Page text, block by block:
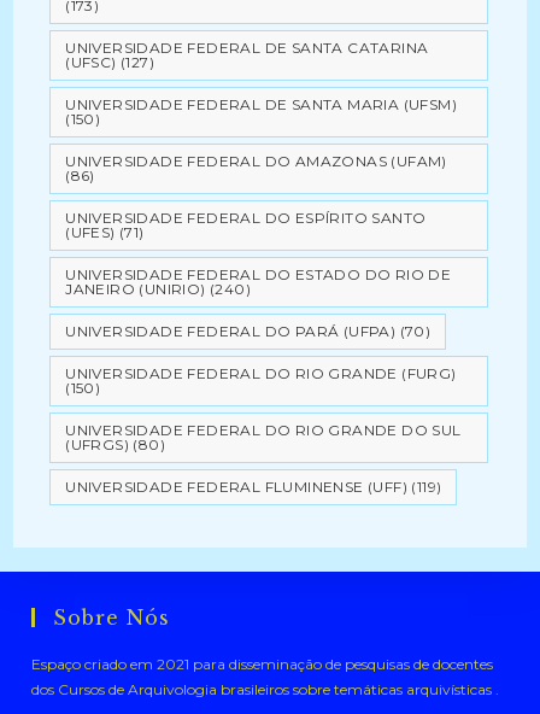
(173)
UNIVERSIDADE FEDERAL DE SANTA CATARINA
(UFSC) (127)
UNIVERSIDADE FEDERAL DE SANTA MARIA (UFSM)
(150)
UNIVERSIDADE FEDERAL DO AMAZONAS (UFAM)
(86)
UNIVERSIDADE FEDERAL DO ESPÍRITO SANTO
(UFES) (71)
UNIVERSIDADE FEDERAL DO ESTADO DO RIO DE
JANEIRO (UNIRIO) (240)
UNIVERSIDADE FEDERAL DO PARÁ (UFPA) (70)
UNIVERSIDADE FEDERAL DO RIO GRANDE (FURG)
(150)
UNIVERSIDADE FEDERAL DO RIO GRANDE DO SUL
(UFRGS) (80)
UNIVERSIDADE FEDERAL FLUMINENSE (UFF) (119)
Sobre Nós
Espaço criado em 2021 para disseminação de pesquisas de docentes
dos Cursos de Arquivologia brasileiros sobre temáticas arquivísticas .